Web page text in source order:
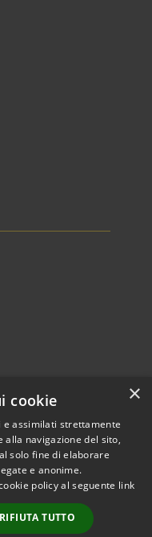
© 2026 • Comune di
Santa Teresa Gallura •
byMunicipium
Accesso redazione
×
cookie
e assimilati strettamente
alla navigazione del sito,
solo fine di elaborare
e anonime.
policy al seguente link
RIFIUTA TUTTO